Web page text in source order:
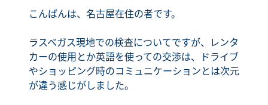
こんばんは、名古屋在住の者です。
ラスベガス現地での検査についてですが、レンタ
カーの使用とか英語を使っての交渉は、ドライブ
やショッピング時のコミュニケーションとは次元
が違う感じがしました。